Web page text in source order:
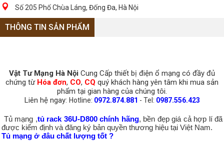
Số 205 Phố Chùa Láng, Đống Đa, Hà Nội
THÔNG TIN SẢN PHẨM
Vật Tư Mạng Hà Nội Cung Cấp thiết bị điện ổ mạng có đầy đủ
chứng từ Hóa đơn, CO, CQ quý khách hàng yên tâm khi mua sản
phẩm tại gian hàng của chúng tôi.
Liên hệ ngay: Hotline: 0972.874.881 - Tel: 0987.556.423
Tủ mạng ,tủ rack 36U-D800 chính hãng, bền đẹp giá cả hợp lí đã
được kiểm định và đăng ký bản quyền thương hiệu tại Việt Nam.
Tủ mạng ở đâu chất lượng tốt ?